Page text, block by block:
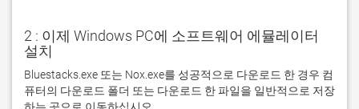
2 : 이제 Windows PC에 소프트웨어 에뮬레이터
설치
Bluestacks.exe 또는 Nox.exe를 성공적으로 다운로드 한 경우 컴
퓨터의 다운로드 폴더 또는 다운로드 한 파일을 일반적으로 저장